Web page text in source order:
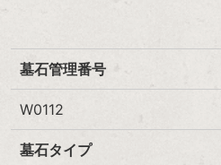
墓石管理番号
W0112
墓石タイプ